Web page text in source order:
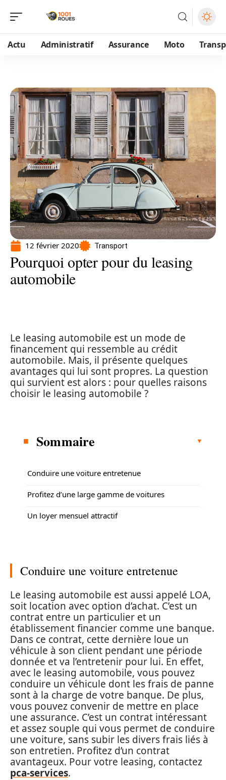
Actu Administratif Assurance Moto
12 février 2020 Transport
Pourquoi opter pour du leasing
automobile
Le leasing automobile est un mode de
financement qui ressemble au crédit
automobile. Mais, il présente quelques
avantages qui lui sont propres. La question
qui survient est alors : pour quelles raisons
choisir le leasing automobile ?
Sommaire
Conduire une voiture entretenue
Profitez d’une large gamme de voitures
Un loyer mensuel attractif
Conduire une voiture entretenue
Le leasing automobile est aussi appelé LOA,
soit location avec option d’achat. C’est un
contrat entre un particulier et un
établissement financier comme une banque.
Dans ce contrat, cette dernière loue un
véhicule à son client pendant une période
donnée et va l’entretenir pour lui. En effet,
avec le leasing automobile, vous pouvez
conduire un véhicule dont les frais de panne
sont à la charge de votre banque. De plus,
vous pouvez convenir de mettre en place
une assurance. C’est un contrat intéressant
et assez souple qui vous permet de conduire
une voiture, sans subir les divers frais liés à
son entretien. Profitez d’un contrat
avantageux. Pour votre leasing, contactez
pca-services.